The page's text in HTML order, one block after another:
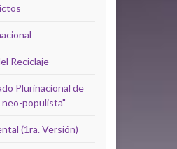
Reciclaje
Plurinacional de
neo-populista"
(1ra. Versión)